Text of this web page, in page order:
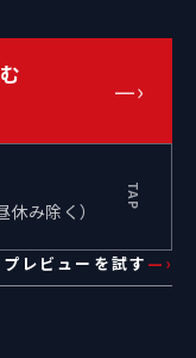
—›
み除く） TAP
レビューを試す —›